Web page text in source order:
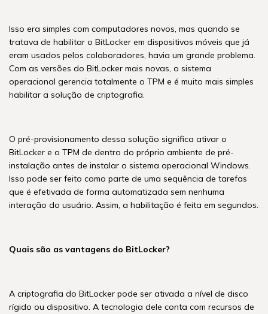
Isso era simples com computadores novos, mas quando se
tratava de habilitar o BitLocker em dispositivos móveis que já
eram usados pelos colaboradores, havia um grande problema.
Com as versões do BitLocker mais novas, o sistema
operacional gerencia totalmente o TPM e é muito mais simples
habilitar a solução de criptografia.
O pré-provisionamento dessa solução significa ativar o
BitLocker e o TPM de dentro do próprio ambiente de pré-
instalação antes de instalar o sistema operacional Windows.
Isso pode ser feito como parte de uma sequência de tarefas
que é efetivada de forma automatizada sem nenhuma
interação do usuário. Assim, a habilitação é feita em segundos.
Quais são as vantagens do BitLocker?
A criptografia do BitLocker pode ser ativada a nível de disco
rígido ou dispositivo. A tecnologia dele conta com recursos de